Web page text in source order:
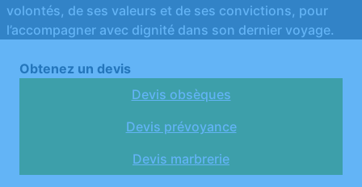
MONTOIR-DE-BRETAGNE
volontés, de ses valeurs et de ses convictions, pour
l’accompagner avec dignité dans son dernier voyage.
Obtenez un devis
Devis obsèques
Devis prévoyance
Devis marbrerie